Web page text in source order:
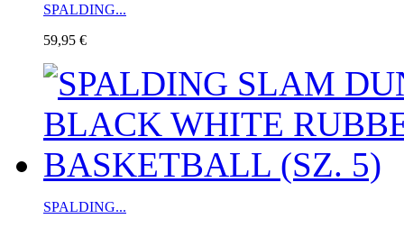
SPALDING...
59,95 €
SPALDING...